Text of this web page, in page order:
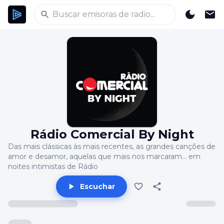
Rádio Comercial By Night
Das mais clássicas às mais recentes, as grandes canções de
amor e desamor, aquelas que mais nos marcaram… em
noites intimistas de Rádio
Escuchar